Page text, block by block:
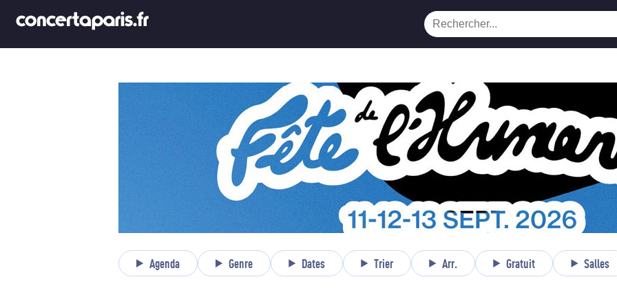
Agenda Genre Dates Trier Arr. Gratuit Salles